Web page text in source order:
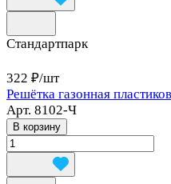
Стандартпарк
322 ₽/шт
Решётка газонная
Арт. 8102-Ч
В корзину